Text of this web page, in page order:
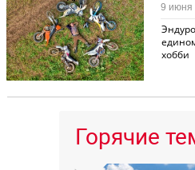
хобби
9 июня
Горячие